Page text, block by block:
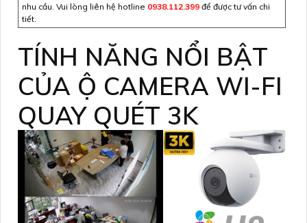
nhu cầu. Vui lòng liên hệ hotline 0938.112.399 để được tư vấn chi
tiết.
TÍNH NĂNG NỔI BẬT
CỦA Ộ CAMERA WI-FI
QUAY QUÉT 3K